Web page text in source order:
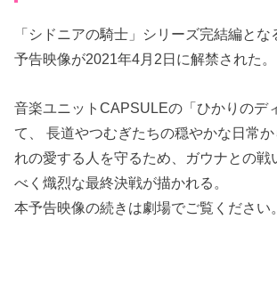
「シドニアの騎士」シリーズ完結編と
予告映像が2021年4月2日に解禁された。
音楽ユニットCAPSULEの「ひかりのデ
て、 長道やつむぎたちの穏やかな日常
れの愛する人を守るため、ガウナとの戦
べく熾烈な最終決戦が描かれる。
本予告映像の続きは劇場でご覧ください。